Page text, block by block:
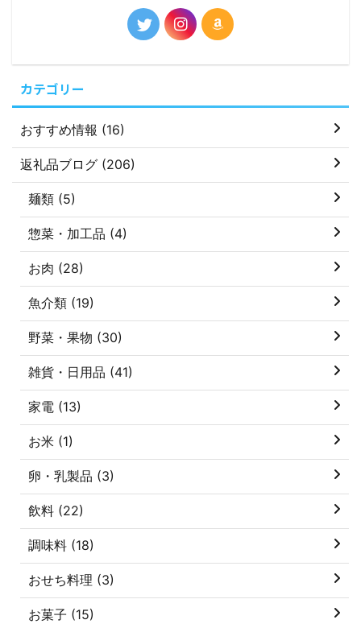
カテゴリー
おすすめ情報 (16)
返礼品ブログ (206)
麺類 (5)
惣菜・加工品 (4)
お肉 (28)
魚介類 (19)
野菜・果物 (30)
雑貨・日用品 (41)
家電 (13)
お米 (1)
卵・乳製品 (3)
飲料 (22)
調味料 (18)
おせち料理 (3)
お菓子 (15)